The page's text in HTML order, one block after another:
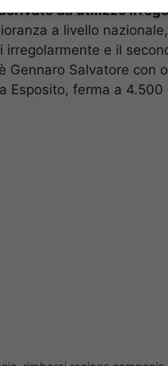
da utilizzo
a livello
irregolarmente e il
Gennaro Salvatore con
Esposito, ferma a 4.500